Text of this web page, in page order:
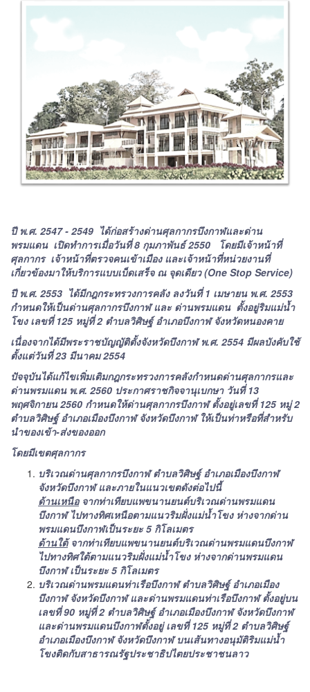
ปี พ.ศ. 2547 - 2549 ได้ก่อสร้างด่านศุลกากรบึงกาฬและด่าน
พรมแดน เปิดทำการเมื่อวันที่ 8 กุมภาพันธ์ 2550 โดยมีเจ้าหน้าที่
ศุลกากร เจ้าหน้าที่ตรวจคนเข้าเมือง และเจ้าหน้าที่หน่วยงานที่
เกี่ยวข้องมาให้บริการแบบเบ็ดเสร็จ ณ จุดเดียว (One Stop Service)
ปี พ.ศ. 2553 ได้มีกฎกระทรวงการคลัง ลงวันที่ 1 เมษายน พ.ศ. 2553
กำหนดให้เป็นด่านศุลกากรบึงกาฬ และ ด่านพรมแดน ตั้งอยู่ริมแม่น้ำ
โขง เลขที่ 125 หมู่ที่ 2 ตำบลวิศิษฐ์ อำเภอบึงกาฬ จังหวัดหนองคาย
เนื่องจากได้มีพระราชบัญญัติตั้งจังหวัดบึงกาฬ พ.ศ. 2554 มีผลบังคับใช้
ตั้งแต่วันที่ 23 มีนาคม 2554
ปัจจุบันได้แก้ไขเพิ่มเติมกฎกระทรวงการคลังกำหนดด่านศุลกากรและ
ด่านพรมแดน พ.ศ. 2560 ประกาศราชกิจจานุเบกษา วันที่ 13
พฤศจิกายน 2560 กำหนดให้ด่านศุลกากรบึงกาฬ ตั้งอยู่เลขที่ 125 หมู่ 2
ตำบลวิศิษฐ์ อำเภอเมืองบึงกาฬ จังหวัดบึงกาฬ ให้เป็นท่าหรือที่สำหรับ
นำของเข้า-ส่งของออก
โดยมีเขตศุลกากร
บริเวณด่านศุลกากรบึงกาฬ ตำบลวิศิษฐ์ อำเภอเมืองบึงกาฬ
จังหวัดบึงกาฬ และภายในแนวเขตดังต่อไปนี้
ด้านเหนือจากท่าเทียบแพขนานยนต์บริเวณด่านพรมแดน
บึงกาฬ ไปทางทิศเหนือตามแนวริมฝั่งแม่น้ำโขง ห่างจากด่าน
พรมแดนบึงกาฬเป็นระยะ 5 กิโลเมตร
ด้านใต้จากท่าเทียบแพขนานยนต์บริเวณด่านพรมแดนบึงกาฬ
ไปทางทิศใต้ตามแนวริมฝั่งแม่น้ำโขง ห่างจากด่านพรมแดน
บึงกาฬ เป็นระยะ 5 กิโลเมตร
บริเวณด่านพรมแดนท่าเรือบึงกาฬ ตำบลวิศิษฐ์ อำเภอเมือง
บึงกาฬ จังหวัดบึงกาฬ และด่านพรมแดนท่าเรือบึงกาฬ ตั้งอยู่บน
เลขที่ 90 หมู่ที่ 2 ตำบลวิศิษฐ์ อำเภอเมืองบึงกาฬ จังหวัดบึงกาฬ
และด่านพรมแดนบึงกาฬตั้งอยู่ เลขที่ 125 หมู่ที่ 2 ตำบลวิศิษฐ์
อำเภอเมืองบึงกาฬ จังหวัดบึงกาฬ บนเส้นทางอนุมัติริมแม่น้ำ
โขงติดกับสาธารณรัฐประชาธิปไตยประชาชนลาว